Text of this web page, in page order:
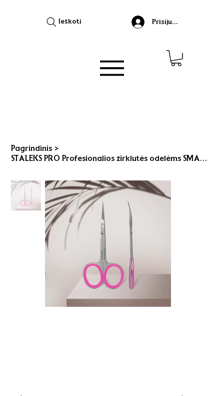
Ieškoti Prisijungti
Pagrindinis >
STALEKS PRO Profesionalios žirklutės odelėms SMART 40 type 3 (SS-40/3)